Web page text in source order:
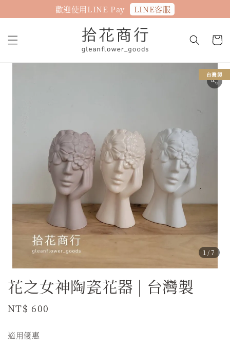
歡迎使用LINE Pay LINE客服
1 /7
台灣製
花之女神陶瓷花器 | 台灣製
Regular
NT$ 600
適用優惠